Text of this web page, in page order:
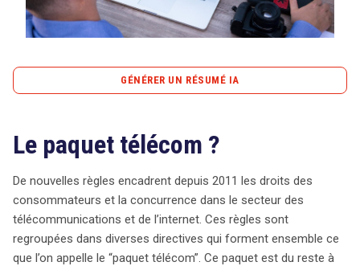
CONTACT
GÉNÉRER UN RÉSUMÉ IA
Depuis 2011, le secteur des télécommunications est
régulé par un ensemble de directives connu sous le nom
de « paquet télécom », visant à protéger les droits des
consommateurs et à assurer une concurrence équitable.
Ce cadre législatif évolue en réponse aux avancées
technologiques rapides. La directive cadre définit les
services de communications électroniques, excluant les
Le paquet télécom ?
De nouvelles règles encadrent depuis 2011 les droits des
consommateurs et la concurrence dans le secteur des
télécommunications et de l’internet. Ces règles sont
regroupées dans diverses directives qui forment ensemble ce
que l’on appelle le “paquet télécom”. Ce paquet est du reste à